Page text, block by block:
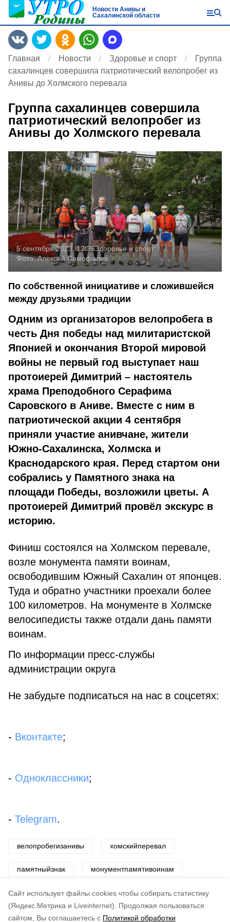
Cайт использует файлы cookies чтобы собирать статистику
(Яндекс.Метрика и Liveinternet).
Продолжая пользоваться
сайтом, Вы соглашаетесь с Политикой обработки
Новости Анивы и
Сахалинской области
Главная Новости Здоровье и спорт
Группа
сахалинцев совершила патриотический велопробег из
Анивы до Холмского перевала
Группа сахалинцев совершила
патриотический велопробег из
Анивы до Холмского перевала
5 сентября 2023, 12:36Здоровье и спорт
Фото:Алексей Самофалов
По собственной инициативе и сложившейся
между друзьями традиции
Одним из организаторов велопробега в
честь Дня победы над милитаристской
Японией и окончания Второй мировой
войны не первый год выступает наш
протоиерей Димитрий – настоятель
храма Преподобного Серафима
Саровского в Аниве. Вместе с ним в
патриотической акции 4 сентября
приняли участие анивчане, жители
Южно-Сахалинска, Холмска и
Краснодарского края. Перед стартом они
собрались у Памятного знака на
площади Победы, возложили цветы. А
протоиерей Димитрий провёл экскурс в
историю.
Финиш состоялся на Холмском перевале,
возле монумента памяти воинам,
освободившим Южный Сахалин от японцев.
Туда и обратно участники проехали более
100 километров. На монументе в Холмске
велосипедисты также отдали дань памяти
воинам.
По информации пресс-службы
администрации округа
Не забудьте подписаться на нас в соцсетях:
- Вконтакте;
- Одноклассники;
- Telegram.
велопробегизанивы хомскийперевал
памятныйзнак монументпамятивоинам
победанадмилитаристскойяпонией